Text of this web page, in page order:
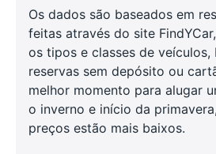
Os dados são baseados em
feitas através do site
os tipos e classes de veículos,
reservas sem depósito ou
melhor momento para alugar
o inverno e início da
preços estão mais baixos.